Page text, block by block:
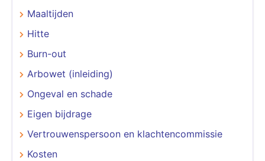
Maaltijden
Hitte
Burn-out
Arbowet (inleiding)
Ongeval en schade
Eigen bijdrage
Vertrouwenspersoon en klachtencommissie
Kosten